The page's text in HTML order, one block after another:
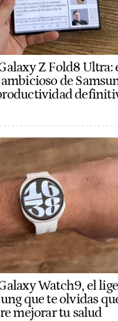
Z Fold8 Ultra:
de
Watch9, el
que te olvidas
mejorar tu salud